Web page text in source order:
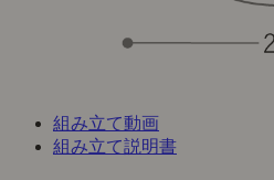
組み立て動画
組み立て説明書